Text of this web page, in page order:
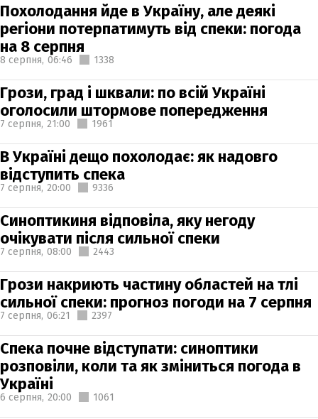
Похолодання йде в Україну, але деякі
регіони потерпатимуть від спеки: погода
на 8 серпня
8 серпня, 06:46 1338
Грози, град і шквали: по всій Україні
оголосили штормове попередження
7 серпня, 21:00 1961
В Україні дещо похолодає: як надовго
відступить спека
7 серпня, 20:00 9336
Синоптикиня відповіла, яку негоду
очікувати після сильної спеки
7 серпня, 08:00 2443
Грози накриють частину областей на тлі
сильної спеки: прогноз погоди на 7 серпня
7 серпня, 06:21 2397
Спека почне відступати: синоптики
розповіли, коли та як зміниться погода в
Україні
6 серпня, 20:00 1061